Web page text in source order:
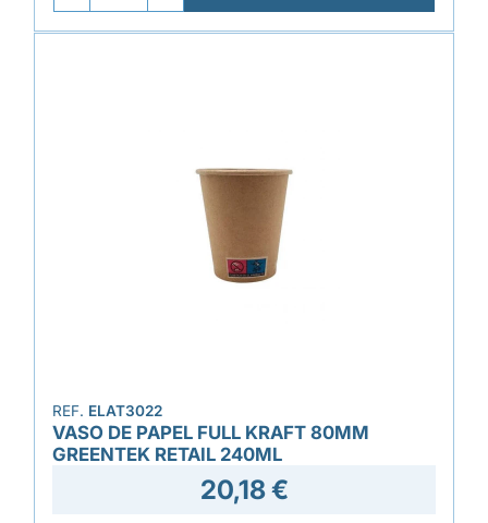
REF. ELAT3022
VASO DE PAPEL FULL KRAFT 80MM
GREENTEK RETAIL 240ML
20,18 €